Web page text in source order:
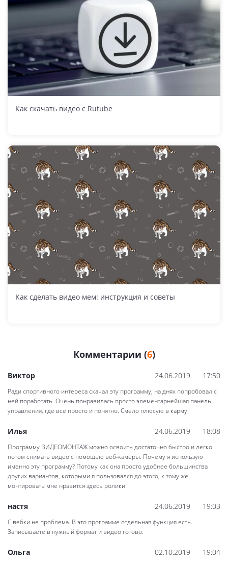
Как скачать видео с Rutube
Как сделать видео мем: инструкция и советы
Комментарии (6)
Виктор 24.06.2019 17:50
Ради спортивного интереса скачал эту программу, на днях попробовал с
ней поработать. Очень понравилась просто элементарнейшая панель
управления, где все просто и понятно. Смело плюсую в карму!
Илья 24.06.2019 18:08
Программу ВИДЕОМОНТАЖ можно освоить достаточно быстро и легко
потом снимать видео с помощью веб-камеры. Почему я использую
именно эту программу? Потому как она просто удобнее большинства
других вариантов, которыми я пользовался до этого, к тому же
монтировать мне нравится здесь ролики.
настя 24.06.2019 19:03
С вебки не проблема. В это программе отдельная функция есть.
Записываете в нужный формат и видео готово.
Ольга 02.10.2019 19:04